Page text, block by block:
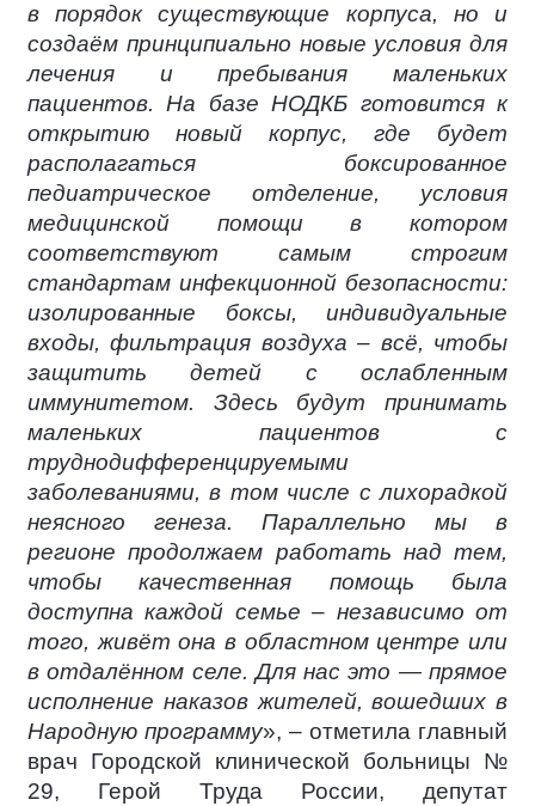
в порядок существующие корпуса, но и
создаём принципиально новые условия для
лечения и пребывания маленьких
пациентов. На базе НОДКБ готовится к
открытию новый корпус, где будет
располагаться боксированное
педиатрическое отделение, условия
медицинской помощи в котором
соответствуют самым строгим
стандартам инфекционной безопасности:
изолированные боксы, индивидуальные
входы, фильтрация воздуха – всё, чтобы
защитить детей с ослабленным
иммунитетом. Здесь будут принимать
маленьких пациентов с
труднодифференцируемыми
заболеваниями, в том числе с лихорадкой
неясного генеза. Параллельно мы в
регионе продолжаем работать над тем,
чтобы качественная помощь была
доступна каждой семье – независимо от
того, живёт она в областном центре или
в отдалённом селе. Для нас это — прямое
исполнение наказов жителей, вошедших в
Народную программу», – отметила главный
врач Городской клинической больницы №
29, Герой Труда России, депутат